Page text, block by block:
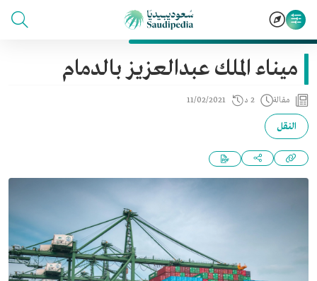
ميناء الملك عبدالعزيز بالدمام
مقالة 2 د 11/02/2021
النقل